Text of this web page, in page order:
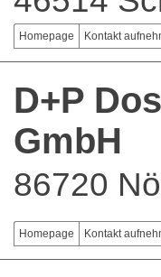
Homepage Kontakt
D+P
GmbH
86720
Homepage Kontakt